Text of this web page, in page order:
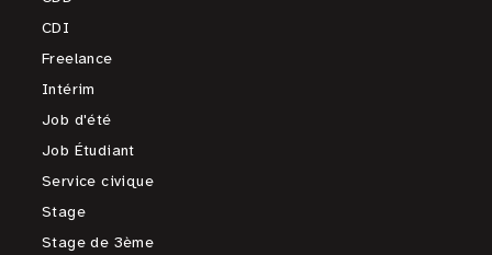
CDI
Freelance
Intérim
Job d'été
Job Étudiant
Service civique
Stage
Stage de 3ème